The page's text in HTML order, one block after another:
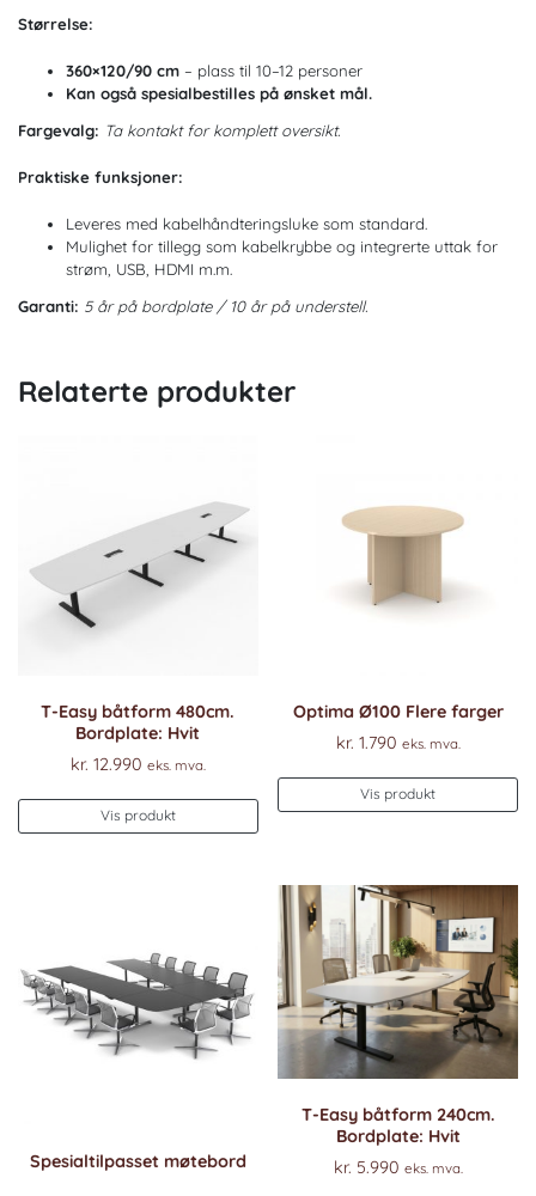
Størrelse:
360×120/90 cm – plass til 10–12 personer
Kan også spesialbestilles på ønsket mål.
Fargevalg: Ta kontakt for komplett oversikt.
Praktiske funksjoner:
Leveres med kabelhåndteringsluke som standard.
Mulighet for tillegg som kabelkrybbe og integrerte uttak for
strøm, USB, HDMI m.m.
Garanti: 5 år på bordplate / 10 år på understell.
Relaterte produkter
T-Easy båtform 480cm.
Bordplate: Hvit
kr. 12.990 eks. mva.
Vis produkt
Dette
produktet
flere
varianter.
Alternativene
kan
velges
på
produktsiden
Optima Ø100 Flere farger
kr. 1.790 eks. mva.
Vis produkt
Spesialtilpasset møtebord
T-Easy båtform 240cm.
Bordplate: Hvit
kr. 5.990 eks. mva.